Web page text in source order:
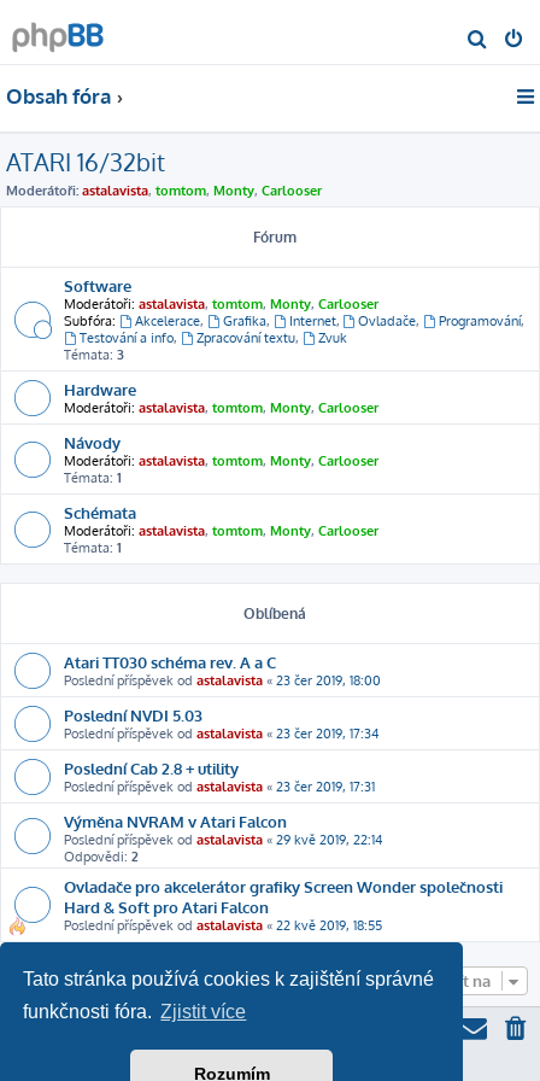
Tato stránka používá cookies k zajištění správné
funkčnosti fóra. Zjistit více
Rozumím
l
Obsah fóra
ATARI 16/32bit
Moderátoři: astalavista, tomtom, Monty, Carlooser
Fórum
Software
Moderátoři: astalavista, tomtom, Monty, Carlooser
Subfóra:
Akcelerace, Grafika, Internet, Ovladače, Programování,
Testování a info, Zpracování textu,
Zvuk
Témata: 3
Hardware
Moderátoři: astalavista, tomtom, Monty, Carlooser
Návody
Moderátoři: astalavista, tomtom, Monty, Carlooser
Témata: 1
Schémata
Moderátoři: astalavista, tomtom, Monty, Carlooser
Témata: 1
Oblíbená
Atari TT030 schéma rev. A a C
Poslední příspěvek od astalavista « 23 čer 2019, 18:00
Poslední NVDI 5.03
Poslední příspěvek od astalavista « 23 čer 2019, 17:34
Poslední Cab 2.8 + utility
Poslední příspěvek od astalavista « 23 čer 2019, 17:31
Výměna NVRAM v Atari Falcon
Poslední příspěvek od astalavista « 29 kvě 2019, 22:14
Odpovědi: 2
Ovladače pro akcelerátor grafiky Screen Wonder společnosti
Hard & Soft pro Atari Falcon
Poslední příspěvek od astalavista « 22 kvě 2019, 18:55
Přejít na
ProLight Style by